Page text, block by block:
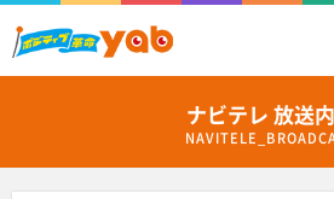
ナビテレ 放送